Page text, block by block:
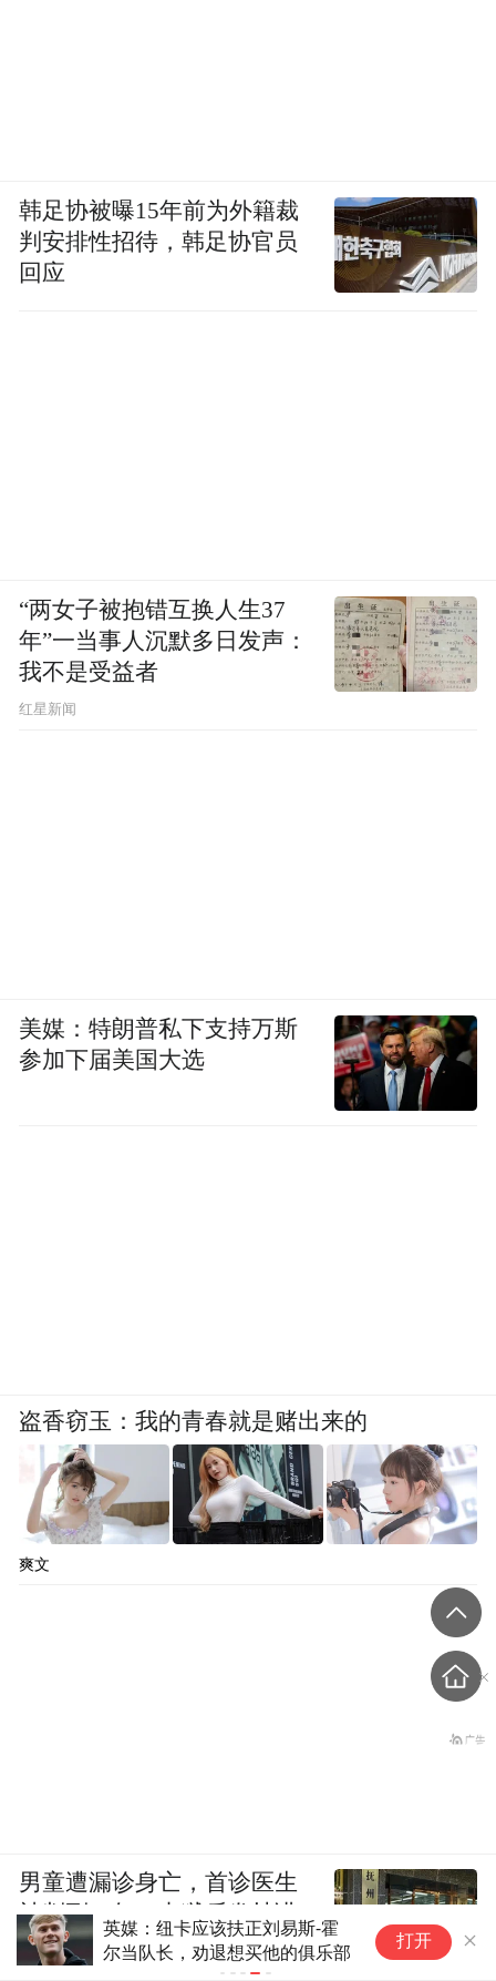
英媒：纽卡应该扶正刘易斯-霍
尔当队长，劝退想买他的俱乐部
打开
韩足协被曝15年前为外籍裁
判安排性招待，韩足协官员
回应
“两女子被抱错互换人生37
年”一当事人沉默多日发声：
我不是受益者
红星新闻
美媒：特朗普私下支持万斯
参加下届美国大选
盗香窃玉：我的青春就是赌出来的
爽文
男童遭漏诊身亡，首诊医生
被判刑一年，出狱后发帖讲
述接诊经过